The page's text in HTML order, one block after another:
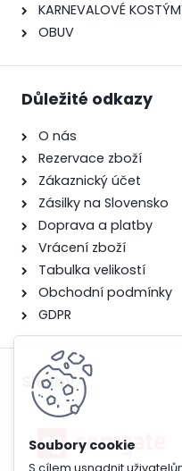
KARNEVALOVÉ
OBUV
Důležité odkazy
O nás
Rezervace zboží
Zákaznický účet
Zásilky na Slovensko
Doprava a platby
Vrácení zboží
Tabulka velikostí
Obchodní podmínky
GDPR
Služby